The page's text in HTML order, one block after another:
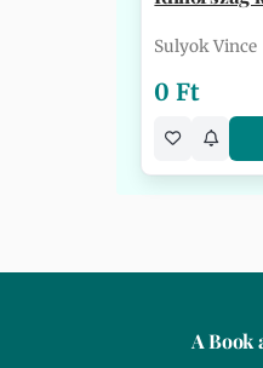
Sulyok Vince
0 Ft
A Book